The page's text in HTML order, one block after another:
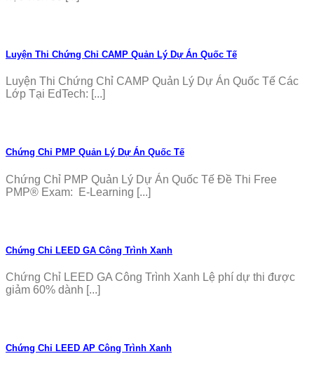
Luyện Thi Chứng Chỉ CAMP Quản Lý Dự Án Quốc Tế
Luyện Thi Chứng Chỉ CAMP Quản Lý Dự Án Quốc Tế Các
Lớp Tại EdTech: [...]
Chứng Chỉ PMP Quản Lý Dự Án Quốc Tế
Chứng Chỉ PMP Quản Lý Dự Án Quốc Tế Đề Thi Free
PMP® Exam: E-Learning [...]
Chứng Chỉ LEED GA Công Trình Xanh
Chứng Chỉ LEED GA Công Trình Xanh Lệ phí dự thi được
giảm 60% dành [...]
Chứng Chỉ LEED AP Công Trình Xanh